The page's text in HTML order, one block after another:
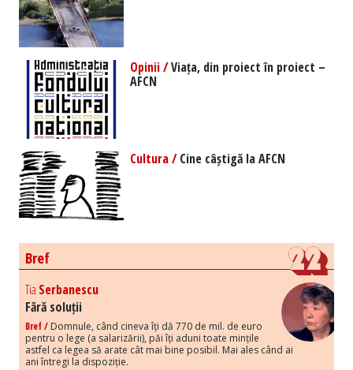
Opinii /Viața, din proiect în proiect –
AFCN
Cultura /Cine câștigă la AFCN
Bref
Tia Serbanescu
Fără soluții
Bref / Domnule, când cineva îți dă 770 de mil. de euro
pentru o lege (a salarizării), păi îți aduni toate mințile
astfel ca legea să arate cât mai bine posibil. Mai ales când ai
ani întregi la dispoziție.